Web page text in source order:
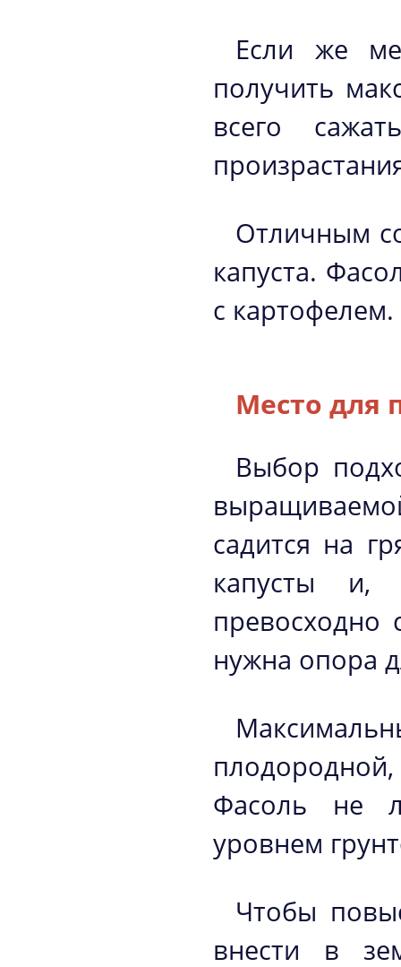
Если же
получить
всего
Отличным
капуста.
с картофелем.
Место для
Выбор
садится на
капусты
нужна опора
Фасоль не
уровнем
Чтобы
внести в